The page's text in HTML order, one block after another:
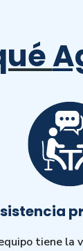
tiene la